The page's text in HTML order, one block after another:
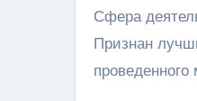
Сфера
Признан